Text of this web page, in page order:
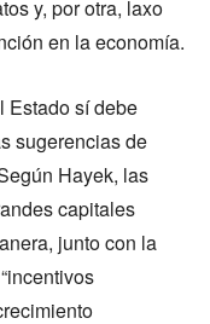
y, por otra, laxo
en la economía.
Estado sí debe
sugerencias de
Hayek, las
capitales
junto con la